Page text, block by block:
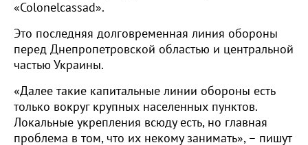
«Colonelcassad».
Это последняя долговременная линия обороны
перед Днепропетровской областью и центральной
частью Украины.
«Далее такие капитальные линии обороны есть
только вокруг крупных населенных пунктов.
Локальные укрепления всюду есть, но главная
проблема в том, что их некому занимать», – пишут